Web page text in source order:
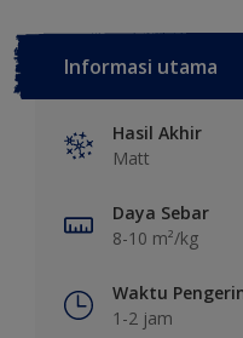
Informasi utama
Hasil Akhir
Matt
Daya Sebar
8-10 m²/kg
Waktu
1-2 jam